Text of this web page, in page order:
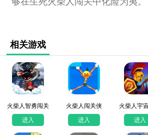
相关游戏
火柴人智勇闯关
进入
火柴人闯关侠
进入
火柴人宇
进入